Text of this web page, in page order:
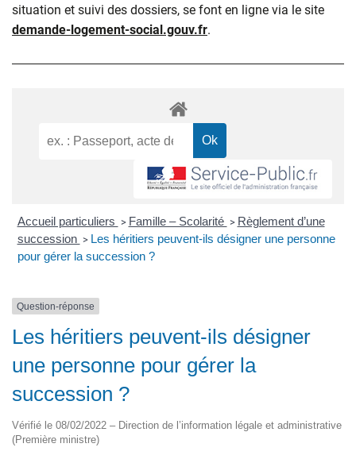
situation et suivi des dossiers, se font en ligne via le site
demande-logement-social.gouv.fr.
Accueil particuliers > Famille – Scolarité > Règlement d’une
succession > Les héritiers peuvent-ils désigner une personne
pour gérer la succession ?
Question-réponse
Les héritiers peuvent-ils désigner
une personne pour gérer la
succession ?
Vérifié le 08/02/2022 – Direction de l’information légale et administrative
(Première ministre)